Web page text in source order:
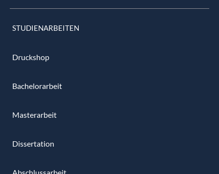
STUDIENARBEITEN
Druckshop
Bachelorarbeit
Masterarbeit
Dissertation